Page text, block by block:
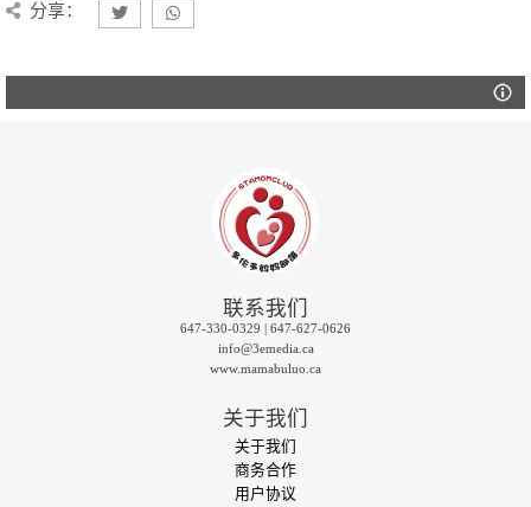
分享：
联系我们
647-330-0329 | 647-627-0626
info@3emedia.ca
www.mamabuluo.ca
关于我们
关于我们
商务合作
用户协议